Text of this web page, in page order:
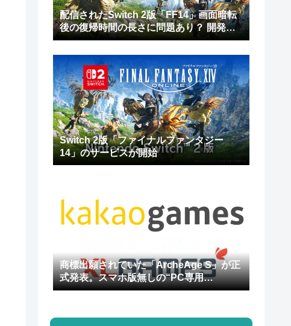
配信されたSwitch 2版「FF14」画面暗転
後の復帰時間の長さに問題あり？ 開発チ
ームは修正作業を進行中
Switch 2版「ファイナルファンタジー
14」のサービスが開始
商標出願されていた「ArcheAge S」が正
式発表。スマホ版無しの“PC専用
MMORPG”